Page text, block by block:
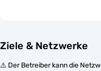
Ziele & Netzwerke
⚠️ Der Betreiber kann die